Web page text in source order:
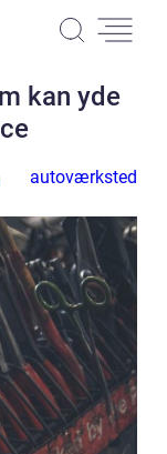
kan yde
autoværksted